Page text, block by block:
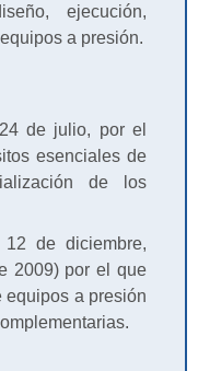
ejecución,
a presión.
de julio, por el
esenciales de
de los
de diciembre,
2009) por el que
equipos a presión